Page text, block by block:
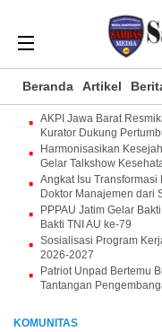
Beranda Artikel
AKPI Jawa Barat
Kurator Dukung
Harmonisasikan
Gelar Talkshow
Angkat Isu
Doktor Manajemen dari
PPPAU Jatim Gelar
Bakti TNI AU ke-79
Sosialisasi Program
2026-2027
Patriot Unpad Bertemu
Tantangan
KOMUNITAS